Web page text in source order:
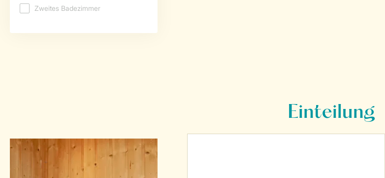
Einteilung